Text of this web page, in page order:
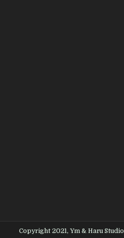
Copyright 2021, Ym & Haru Studio